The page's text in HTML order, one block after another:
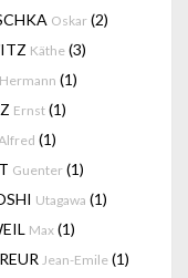
Oskar (2)
Käthe (3)
Hermann (1)
Ernst (1)
(1)
Guenter (1)
Utagawa (1)
Max (1)
Jean-Emile (1)